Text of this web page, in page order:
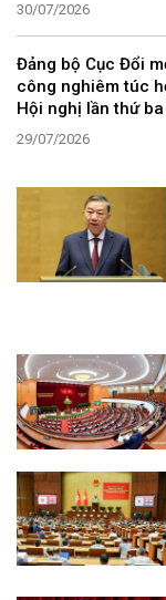
30/07/2026
Đảng bộ Cục Đổi
công nghiêm túc
Hội nghị lần thứ ba
29/07/2026